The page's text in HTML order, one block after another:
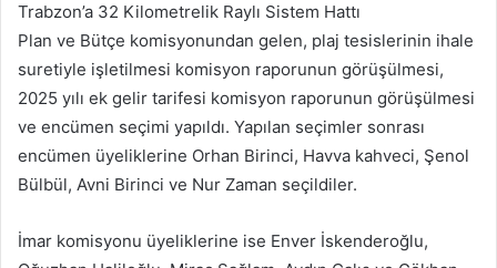
Trabzon’a 32 Kilometrelik Raylı Sistem Hattı
Plan ve Bütçe komisyonundan gelen, plaj tesislerinin ihale
suretiyle işletilmesi komisyon raporunun görüşülmesi,
2025 yılı ek gelir tarifesi komisyon raporunun görüşülmesi
ve encümen seçimi yapıldı. Yapılan seçimler sonrası
encümen üyeliklerine Orhan Birinci, Havva kahveci, Şenol
Bülbül, Avni Birinci ve Nur Zaman seçildiler.
İmar komisyonu üyeliklerine ise Enver İskenderoğlu,